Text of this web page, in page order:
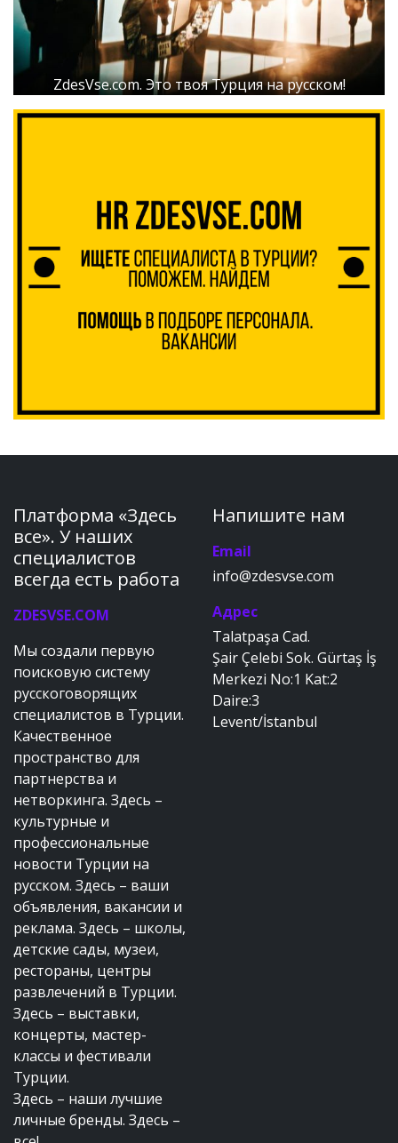
ZdesVse.com. Это твоя Турция на русском!
Платформа «Здесь
все». У наших
специалистов
всегда есть работа
ZDESVSE.COM
Мы создали первую
поисковую систему
русскоговорящих
специалистов в Турции.
Качественное
пространство для
партнерства и
нетворкинга. Здесь –
культурные и
профессиональные
новости Турции на
русском. Здесь – ваши
объявления, вакансии и
реклама. Здесь – школы,
детские сады, музеи,
рестораны, центры
развлечений в Турции.
Здесь – выставки,
концерты, мастер-
классы и фестивали
Турции.
Здесь – наши лучшие
личные бренды. Здесь –
Напишите нам
Email
info@zdesvse.com
Адрес
Talatpaşa Cad.
Şair Çelebi Sok. Gürtaş İş
Merkezi No:1 Kat:2
Daire:3
Levent/İstanbul